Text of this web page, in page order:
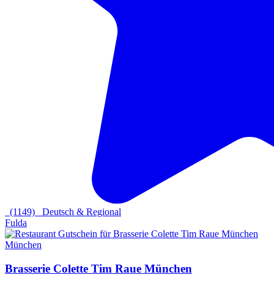
(1149) Deutsch & Regional
Fulda
München
Brasserie Colette Tim Raue München